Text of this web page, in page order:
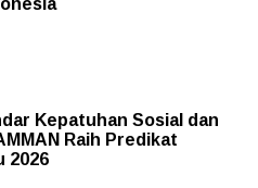
Kepatuhan Sosial dan
Raih Predikat
2026